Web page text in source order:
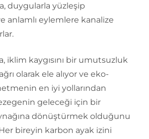
duygularla yüzleşip
anlamlı eylemlere kanalize
iklim kaygısını bir umutsuzluk
olarak ele alıyor ve eko-
en iyi yollarından
geleceği için bir
dönüştürmek olduğunu
bireyin karbon ayak izini